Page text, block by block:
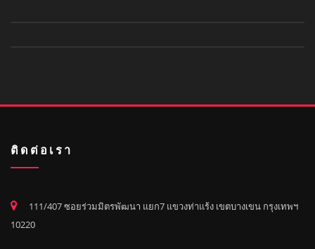
ติดต่อเรา
111/407 ซอยร่วมมิตรพัฒนา แยก7 แขวงท่าแร้ง เขตบางเขน กรุงเทพฯ
10220